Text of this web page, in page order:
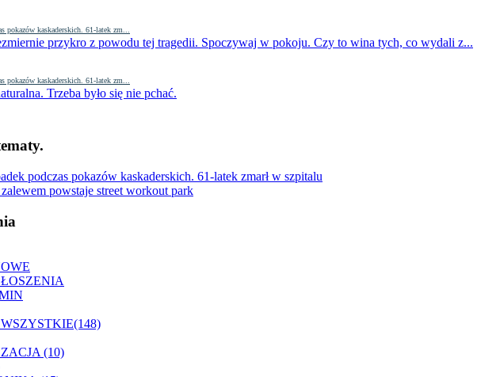
pokazów kaskaderskich. 61-latek zm...
przykro z powodu tej tragedii. Spoczywaj w pokoju. Czy to wina tych, co wydali z...
pokazów kaskaderskich. 61-latek zm...
Trzeba było się nie pchać.
podczas pokazów kaskaderskich. 61-latek zmarł w szpitalu
powstaje street workout park
(10)